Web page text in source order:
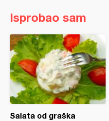
Isprobao sam
Salata od graška